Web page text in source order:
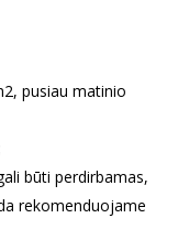
pusiau matinio
būti perdirbamas,
rekomenduojame